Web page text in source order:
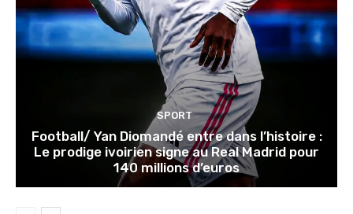
SPORT
Football/ Yan Diomandé entre dans l’histoire :
Le prodige ivoirien signe au Real Madrid pour
140 millions d’euros